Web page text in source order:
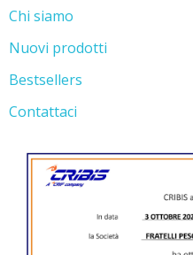
Chi siamo
Nuovi prodotti
Bestsellers
Contattaci